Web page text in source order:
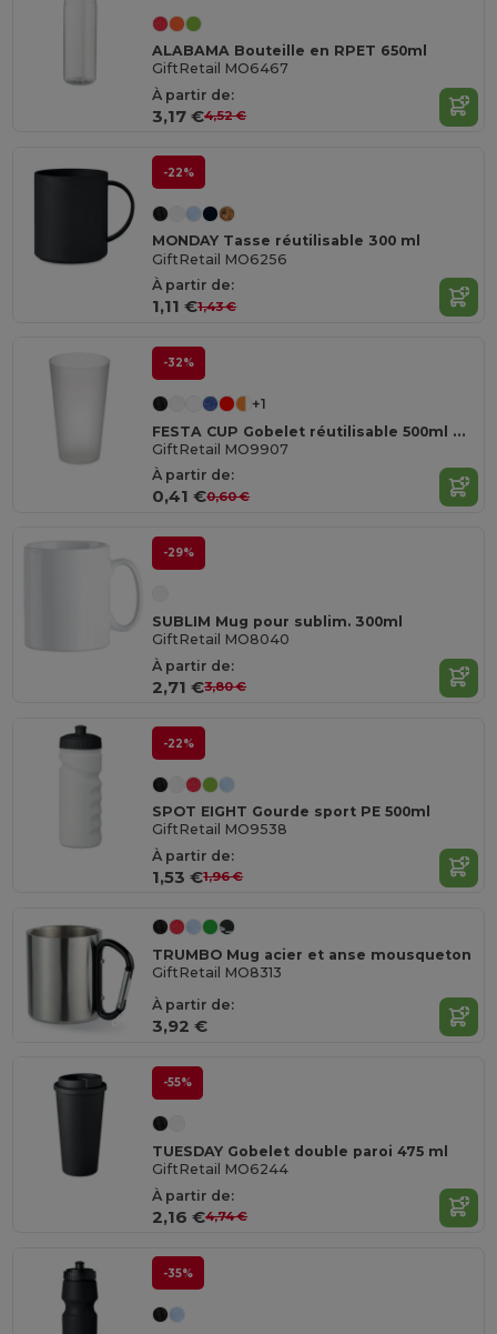
ALABAMA Bouteille en RPET 650ml
GiftRetail MO6467
À partir de:
3,17 €4,52 €
-22%
MONDAY Tasse réutilisable 300 ml
GiftRetail MO6256
À partir de:
1,11 €1,43 €
-32%
+1
FESTA CUP Gobelet réutilisable 500ml MO9907-
GiftRetail MO9907
À partir de:
0,41 €0,60 €
-29%
SUBLIM Mug pour sublim. 300ml
GiftRetail MO8040
À partir de:
2,71 €3,80 €
-22%
SPOT EIGHT Gourde sport PE 500ml
GiftRetail MO9538
À partir de:
1,53 €1,96 €
TRUMBO Mug acier et anse mousqueton
GiftRetail MO8313
À partir de:
3,92 €
-55%
TUESDAY Gobelet double paroi 475 ml
GiftRetail MO6244
À partir de:
2,16 €4,74 €
-35%